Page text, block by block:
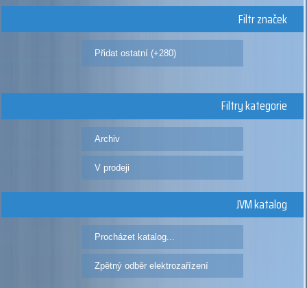
Filtr značek
Přidat ostatní (+280)
Filtry kategorie
Archiv
V prodeji
JVM katalog
Procházet katalog...
Zpětný odběr elektrozařízení